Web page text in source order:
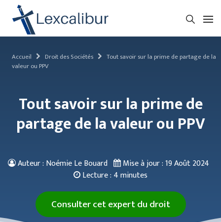
Accueil Droit des Sociétés
Tout savoir sur la prime de partage de la
valeur ou PPV
Tout savoir sur la prime de
partage de la valeur ou PPV
Auteur : Noémie Le Bouard Mise à jour :19 Août 2024
Lecture : 4 minutes
Consulter cet expert du droit